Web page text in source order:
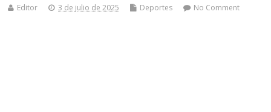
Editor 3 de julio de 2025 Deportes No Comment